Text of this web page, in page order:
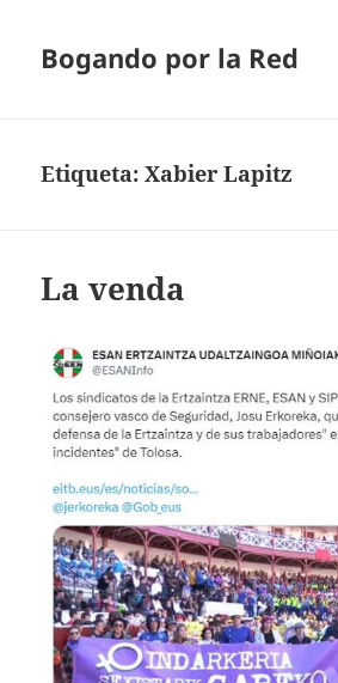
Bogando por la Red
Etiqueta:Xabier Lapitz
La venda